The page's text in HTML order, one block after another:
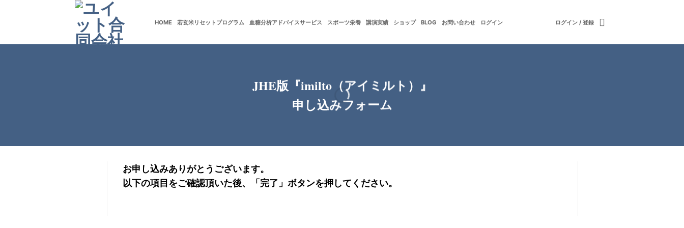
HOME 若玄米リセットプログラム 血糖分析アドバイスサービス スポーツ栄養 講演実績 ショップ BLOG お問い合わせ ログイン ログイン / 登録
JHE版『imilto（アイミルト）』
申し込みフォーム
お申し込みありがとうございます。
以下の項目をご確認頂いた後、「完了」ボタンを押してください。